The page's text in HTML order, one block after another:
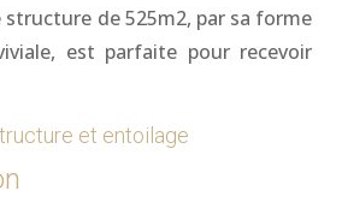
de 525m2, par sa forme
est parfaite pour recevoir
et entoilage